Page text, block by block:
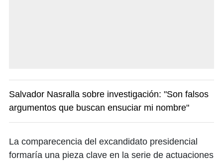
Salvador Nasralla sobre investigación: "Son falsos
argumentos que buscan ensuciar mi nombre"
La comparecencia del excandidato presidencial
formaría una pieza clave en la serie de actuaciones